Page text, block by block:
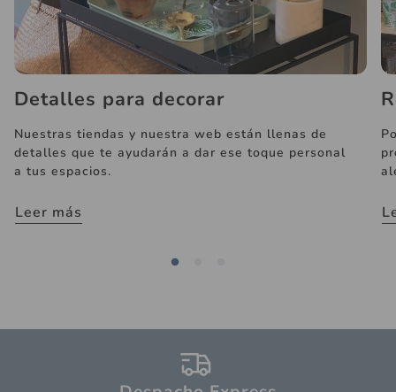
Detalles para decorar
Nuestras tiendas y nuestra web están llenas de
detalles que te ayudarán a dar ese toque personal
a tus espacios.
Leer más